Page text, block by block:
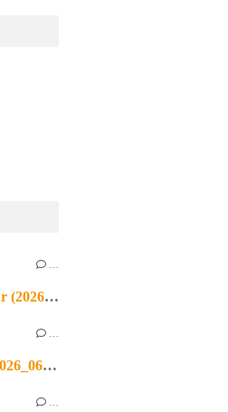
de airco = l'instant néerlandais du jour (2026_06_03)
heet = l'instant néerlandais du jour (2026_06_02)